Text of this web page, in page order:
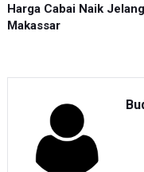
Harga Cabai Naik
Makassar